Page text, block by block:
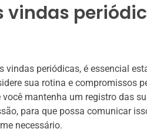
vindas
vindas periódicas, é essencial
sua rotina e compromissos
você mantenha um registro das
para que possa comunicar
necessário.